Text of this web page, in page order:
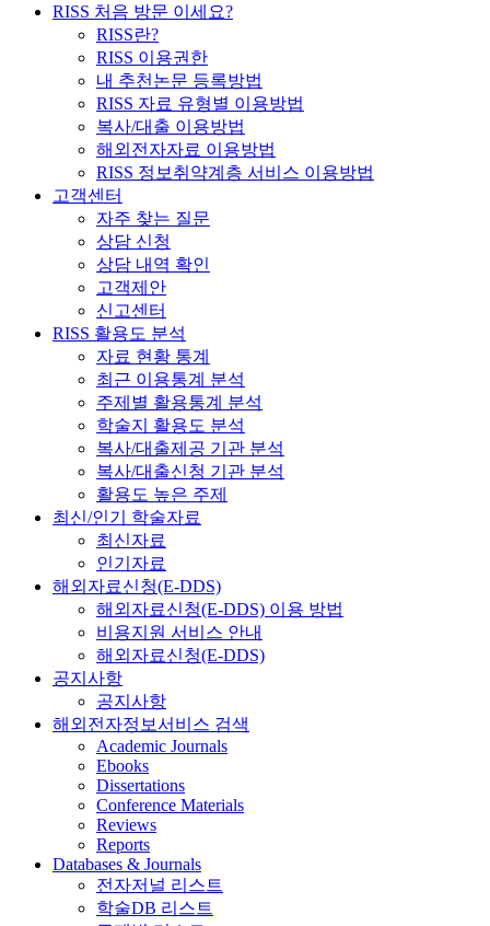
RISS 처음 방문 이세요?
RISS란?
RISS 이용권한
내 추천논문 등록방법
RISS 자료 유형별 이용방법
복사/대출 이용방법
해외전자자료 이용방법
RISS 정보취약계층 서비스 이용방법
고객센터
자주 찾는 질문
상담 신청
상담 내역 확인
고객제안
신고센터
RISS 활용도 분석
자료 현황 통계
최근 이용통계 분석
주제별 활용통계 분석
학술지 활용도 분석
복사/대출제공 기관 분석
복사/대출신청 기관 분석
활용도 높은 주제
최신/인기 학술자료
최신자료
인기자료
해외자료신청(E-DDS)
해외자료신청(E-DDS) 이용 방법
비용지원 서비스 안내
해외자료신청(E-DDS)
공지사항
공지사항
해외전자정보서비스 검색
Academic Journals
Ebooks
Dissertations
Conference Materials
Reviews
Reports
Databases & Journals
전자저널 리스트
학술DB 리스트